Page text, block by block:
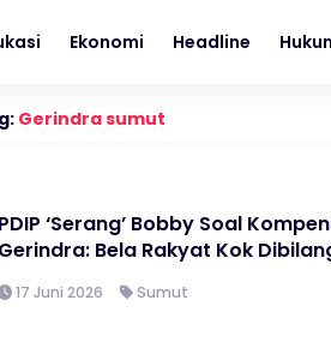
Ekonomi Headline
Gerindra sumut
‘Serang’ Bobby Soal
Bela Rakyat Kok
17 Juni 2026 Sumut